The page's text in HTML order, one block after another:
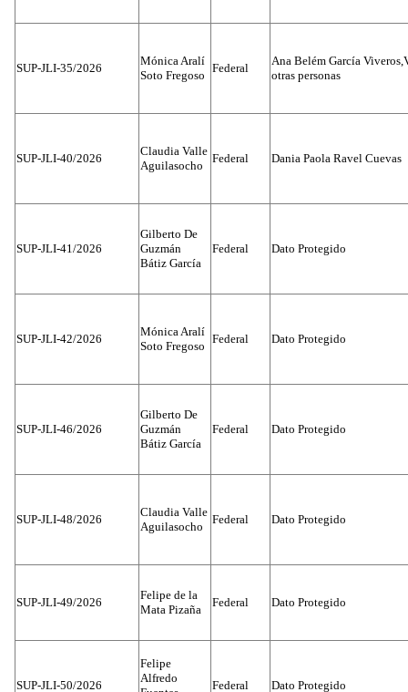
SUP-JLI-35/2026
Mónica Aralí
Soto Fregoso
Federal
Ana Belém García
otras personas
SUP-JLI-40/2026
Claudia Valle
Aguilasocho
Federal Dania Paola Ravel Cuevas
SUP-JLI-41/2026
Gilberto De
Guzmán
Bátiz García
Federal Dato Protegido
SUP-JLI-42/2026
Mónica Aralí
Soto Fregoso
Federal Dato Protegido
SUP-JLI-46/2026
Gilberto De
Guzmán
Bátiz García
Federal Dato Protegido
SUP-JLI-48/2026
Claudia Valle
Aguilasocho
Federal Dato Protegido
SUP-JLI-49/2026
Felipe de la
Mata Pizaña
Federal Dato Protegido
SUP-JLI-50/2026
Felipe
Alfredo
Federal Dato Protegido